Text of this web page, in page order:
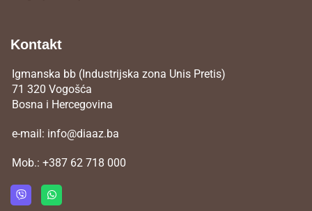
Kontakt
Igmanska bb (Industrijska zona Unis Pretis)
71 320 Vogošća
Bosna i Hercegovina
e-mail: info@diaaz.ba
Mob.: +387 62 718 000